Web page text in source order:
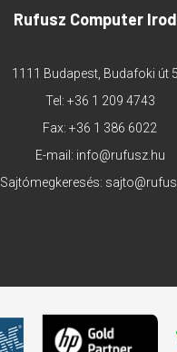
Rufusz Computer
1111 Budapest, Budafoki út
Tel: +36 1 209 4743
Fax: +36 1 386 6022
E-mail: info@rufusz.hu
Sajtómegkeresés: